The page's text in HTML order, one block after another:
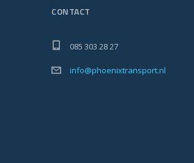
CONTACT
085 303 28 27
info@phoenixtransport.nl